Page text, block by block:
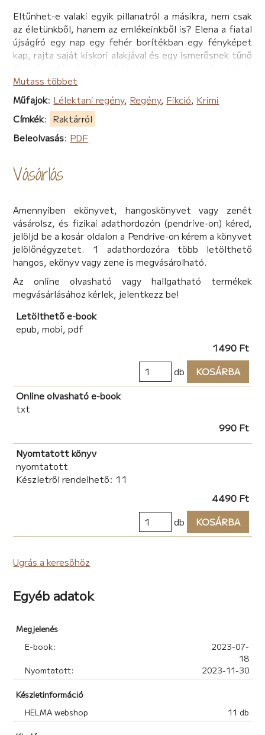
Eltűnhet-e valaki egyik pillanatról a másikra, nem csak
az életünkből, hanem az emlékeinkből is? Elena a fiatal
újságíró egy nap egy fehér borítékban egy fényképet
kap, rajta saját kiskori alakjával és egy ismerősnek tűnő
boldog nyár. Mivel pontosan nem emlékszik, ki lehet az
idősebb lány a képen, és a különös módon érkezett
levél nélküli boríték tartalma sem hagyja nyugodni,
párjával, Edmonddal egy hétvégén hazautaznak
édesanyjához vidékre. Egy családi albumban megtalálja
ennek a fotónak a mását, és megrendülten látja, az
képről levágták, eltüntették. Kérdőre vonva anyját, az
asszony elzárkózik a válaszadás elől, de Elenának
- Ő volt Eszter? – kérdezi kitartóan, mire az anya
kiabálva nekiront.
- Eszter meghalt! Eszter meghalt 2003. november. 16-
án! Eszter nincs többé, és most már elég legyen ebből!
Eszter… Kicsoda Eszter és miért tűnt el a családi
fotókról? Erre a kérdésre akar Elena és Edmond választ
kapni, és mintha más is azt akarná, hogy Eszter
személyére fény derüljön, egy ismeretlen újabb és újabb
feladó nélküli leveleket küld, nyomokat, amelyek
Mutass többet
Műfajok: Lélektani regény, Regény, Fikció, Krimi
Címkék: Raktárról
Beleolvasás: PDF
Vásárlás
Amennyiben ekönyvet, hangoskönyvet vagy zenét
vásárolsz, és fizikai adathordozón (pendrive-on) kéred,
jelöljd be a kosár oldalon a Pendrive-on kérem a könyvet
jelölőnégyzetet. 1 adathordozóra több letölthető
hangos, ekönyv vagy zene is megvásárolható.
Az online olvasható vagy hallgatható termékek
megvásárlásához kérlek, jelentkezz be!
Letölthető e-book
epub, mobi, pdf
1490 Ft
db
KOSÁRBA
Online olvasható e-book
txt
990 Ft
Nyomtatott könyv
nyomtatott
Készletről rendelhető: 11
4490 Ft
db
KOSÁRBA
Ugrás a keresőhöz
Egyéb adatok
Megjelenés
E-book:
2023-07-
18
Nyomtatott:
2023-11-30
Készletinformáció
HELMA webshop
11 db